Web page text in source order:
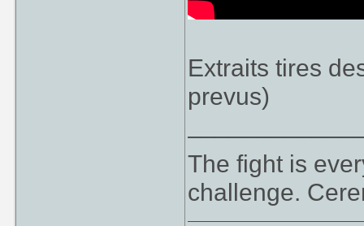
Extraits tires
prevus)
The fight is
challenge.